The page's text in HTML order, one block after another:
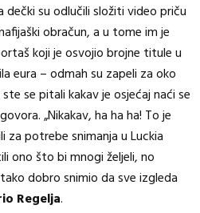
dečki su odlučili složiti video priču
obračun, a u tome im je
koji je osvojio brojne titule u
eura – odmah su zapeli za oko
se pitali kakav je osjećaj naći se
„Nikakav, ha ha ha! To je
za potrebe snimanja u Luckia
ono što bi mnogi željeli, no
dobro snimio da sve izgleda
Regelja.